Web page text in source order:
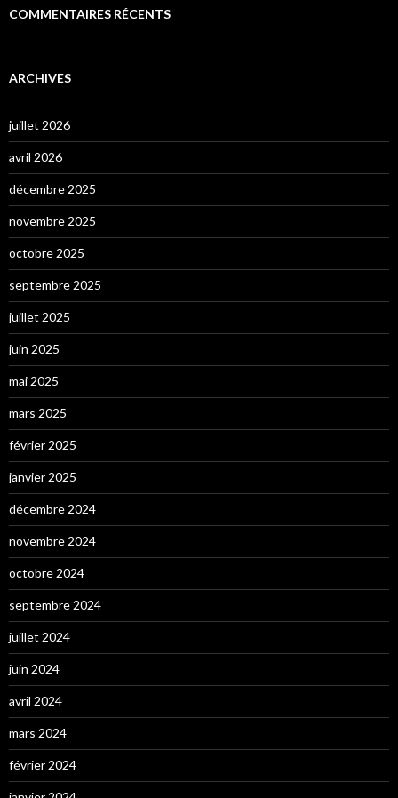
COMMENTAIRES RÉCENTS
ARCHIVES
juillet 2026
avril 2026
décembre 2025
novembre 2025
octobre 2025
septembre 2025
juillet 2025
juin 2025
mai 2025
mars 2025
février 2025
janvier 2025
décembre 2024
novembre 2024
octobre 2024
septembre 2024
juillet 2024
juin 2024
avril 2024
mars 2024
février 2024